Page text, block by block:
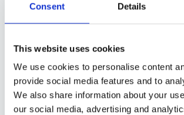
Consent Details
This website uses cookies
We use cookies to personalise content
provide social media features and to
We also share information about your
our social media, advertising and
SORGEN SIE DAFÜR,
RÄUMUNG IHRES